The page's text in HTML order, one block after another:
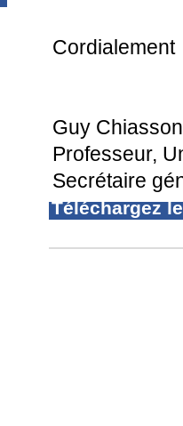
Cordialement
Guy Chiasson
Professeur,
Secrétaire
Téléchargez